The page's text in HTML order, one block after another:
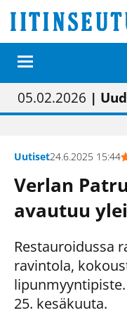
01.02.2026 | Painon
05.02.2026 |
23.04.2026 |
09.05.2026| "Maalla on
Uutiset24.6.2025 15:44
Verlan
avautuu
Restauroidussa
ravintola,
25. kesäkuuta.